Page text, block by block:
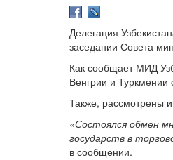
Делегация
заседании Совета
Как сообщает МИД
Венгрии и
Также, рассмотрены
«Состоялся обмен
государств в
в сообщении.